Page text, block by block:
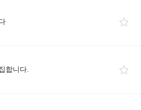
합니다.